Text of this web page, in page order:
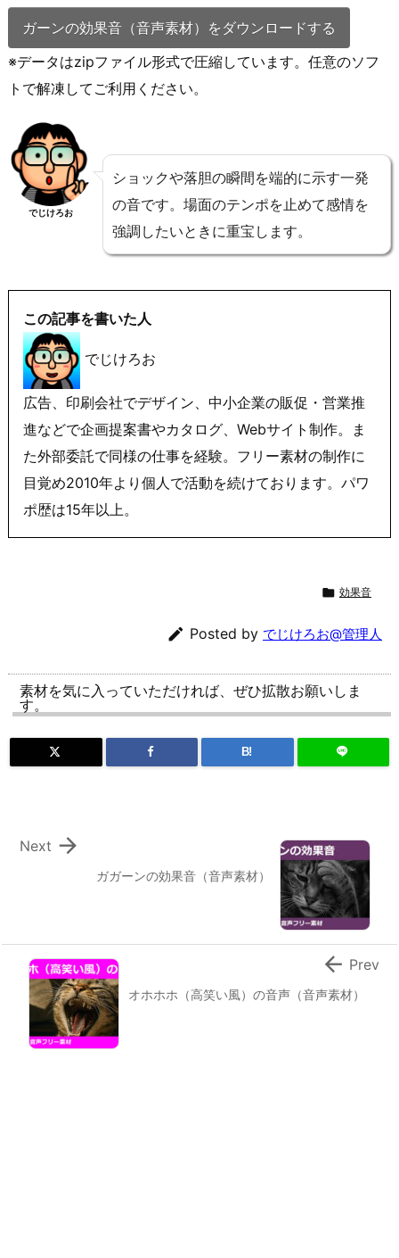
ガーンの効果音（音声素材）をダウンロードする
※データはzipファイル形式で圧縮しています。任意のソフ
トで解凍してご利用ください。
でじけろお
ショックや落胆の瞬間を端的に示す一発
の音です。場面のテンポを止めて感情を
強調したいときに重宝します。
この記事を書いた人
でじけろお
広告、印刷会社でデザイン、中小企業の販促・営業推
進などで企画提案書やカタログ、Webサイト制作。ま
た外部委託で同様の仕事を経験。フリー素材の制作に
目覚め2010年より個人で活動を続けております。パワ
ポ歴は15年以上。
 効果音
 Posted by でじけろお@管理人
素材を気に入っていただければ、ぜひ拡散お願いしま
す。
B!
ガガーンの効果音（音声素材）

Next
オホホホ（高笑い風）の音声（音声素材）
 Prev